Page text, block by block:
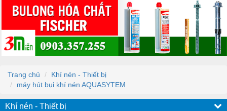
Trang chủ
Khí nén - Thiết bị
máy hút bụi khí nén AQUASYTEM
Khí nén - Thiết bị